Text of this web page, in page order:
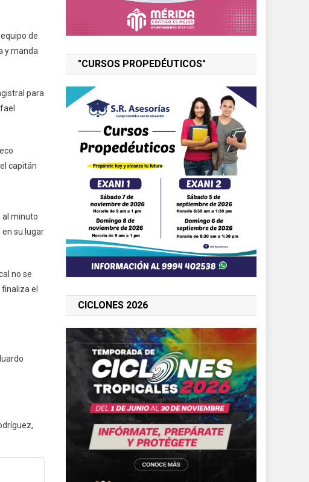
de
y manda
para
capitán
al minuto
su lugar
no se
el
"CURSOS PROPEDÉUTICOS"
CICLONES 2026